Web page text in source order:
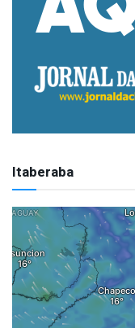
Itaberaba